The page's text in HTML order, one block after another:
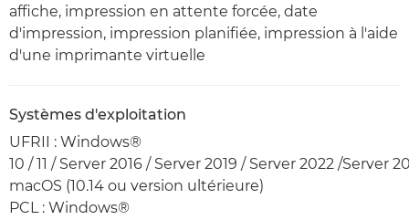
affiche, impression en attente forcée, date
d'impression, impression planifiée, impression à l'aide
d'une imprimante virtuelle
Systèmes d'exploitation
UFRII : Windows®
10 / 11 / Server 2016 / Server 2019 / Server 2022 /Server
macOS (10.14 ou version ultérieure)
PCL : Windows®